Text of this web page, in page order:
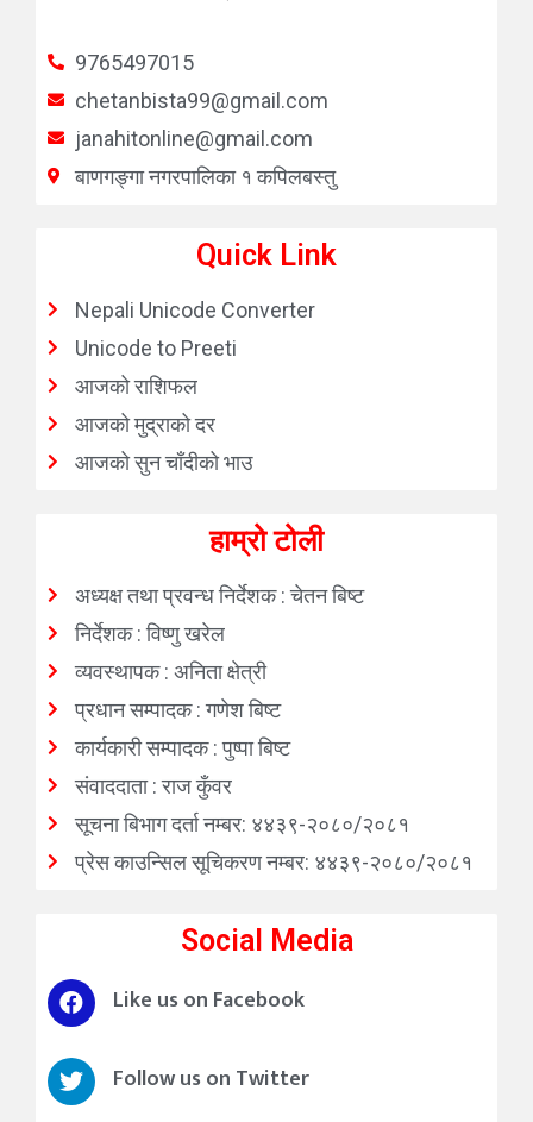
9765497015
chetanbista99@gmail.com
janahitonline@gmail.com
बाणगङ्गा नगरपालिका १ कपिलबस्तु
Quick Link
Nepali Unicode Converter
Unicode to Preeti
आजको राशिफल
आजको मुद्राको दर
आजको सुन चाँदीको भाउ
हाम्रो टोली
अध्यक्ष तथा प्रवन्ध निर्देशक : चेतन बिष्ट
निर्देशक : विष्णु खरेल
व्यवस्थापक : अनिता क्षेत्री
प्रधान सम्पादक : गणेश बिष्ट
कार्यकारी सम्पादक : पुष्पा बिष्ट
संवाददाता : राज कुँवर
सूचना बिभाग दर्ता नम्बर: ४४३९-२०८०/२०८१
प्रेस काउन्सिल सूचिकरण नम्बर: ४४३९-२०८०/२०८१
Social Media
Like us on Facebook
Follow us on Twitter